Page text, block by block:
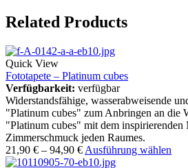
Related Products
Quick View
Fototapete – Platinum cubes
Verfügbarkeit: verfügbar
Widerstandsfähige, wasserabweisende
"Platinum cubes" zum Anbringen an die
"Platinum cubes" mit dem
Zimmerschmuck jeden Raumes.
21,90 € – 94,90 € Ausführung wählen